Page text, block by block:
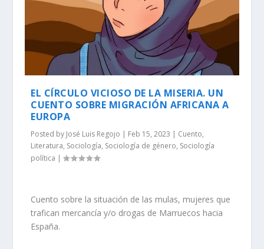
EL CÍRCULO VICIOSO DE LA MISERIA. UN
CUENTO SOBRE MIGRACIÓN AFRICANA A
EUROPA
Posted by José Luis Regojo | Feb 15, 2023 | Cuento,
Literatura, Sociología, Sociología de género, Sociología
política |
Cuento sobre la situación de las mulas, mujeres que
trafican mercancía y/o drogas de Marruecos hacia
España.